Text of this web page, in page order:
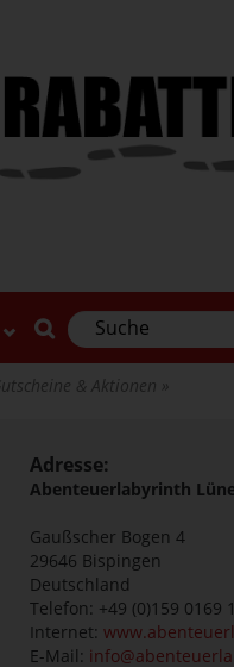
& Aktionen
Adresse:
Abenteuerlabyrinth
Gaußscher Bogen 4
29646 Bispingen
Deutschland
Telefon: +49 (0)159 0169
Internet:
E-Mail: